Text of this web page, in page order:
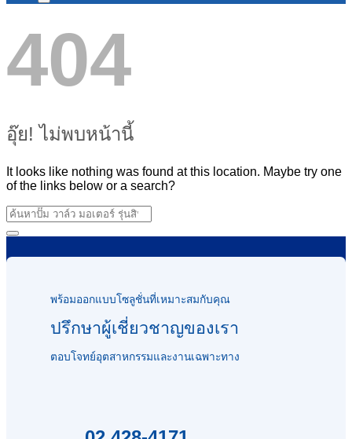
404
อุ๊ย! ไม่พบหน้านี้
It looks like nothing was found at this location. Maybe try one
of the links below or a search?
พร้อมออกแบบโซลูชั่นที่เหมาะสมกับคุณ
ปรึกษาผู้เชี่ยวชาญของเรา
ตอบโจทย์อุตสาหกรรมและงานเฉพาะทาง